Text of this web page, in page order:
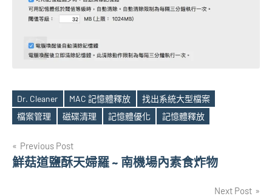
Tags
Dr. Cleaner MAC 記憶體釋放
找出系統大型檔案
檔案管理
磁碟清理 記憶體優化 記憶體釋放
文
章
Previous Post
鮮菇道鹽酥天婦羅 ~ 南機場內素食炸物
Next Post